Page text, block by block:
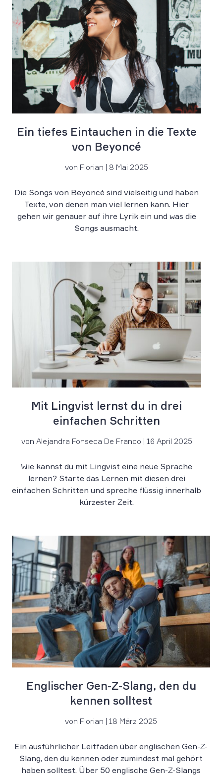
Ein tiefes Eintauchen in die Texte
von Beyoncé
von Florian | 8 Mai 2025
Die Songs von Beyoncé sind vielseitig und haben
Texte, von denen man viel lernen kann. Hier
gehen wir genauer auf ihre Lyrik ein und was die
Songs ausmacht.
Mit Lingvist lernst du in drei
einfachen Schritten
von Alejandra Fonseca De Franco | 16 April 2025
Wie kannst du mit Lingvist eine neue Sprache
lernen? Starte das Lernen mit diesen drei
einfachen Schritten und spreche flüssig innerhalb
kürzester Zeit.
Englischer Gen-Z-Slang, den du
kennen solltest
von Florian | 18 März 2025
Ein ausführlicher Leitfaden über englischen Gen-Z-
Slang, den du kennen oder zumindest mal gehört
haben solltest. Über 50 englische Gen-Z-Slangs